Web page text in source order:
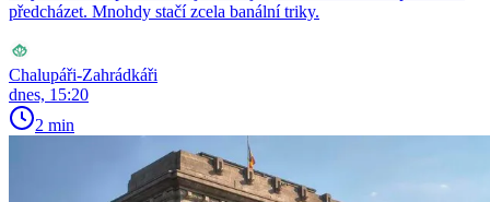
předcházet. Mnohdy stačí zcela banální triky.
Chalupáři-Zahrádkáři
dnes, 15:20
2 min